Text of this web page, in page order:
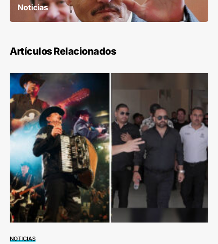
Noticias
Artículos Relacionados
NOTICIAS